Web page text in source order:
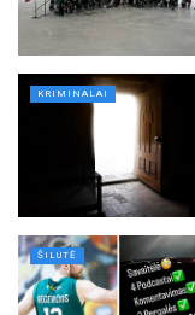
KRIMINALAI
ŠILUTĖ